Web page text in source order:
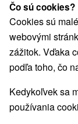
Navigovať do
O ZARIADENÍ
9,0 Vynikajúce·
Čo sú cookies?
Cookies sú
webovými
zážitok. Vďaka
podľa toho, čo
Kedykoľvek sa
používania